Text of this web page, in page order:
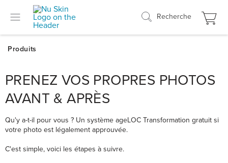
Recherche
PRENEZ VOS PROPRES PHOTOS
AVANT & APRÈS
Qu'y a-t-il pour vous ? Un système ageLOC Transformation gratuit si
votre photo est légalement approuvée.
C'est simple, voici les étapes à suivre.